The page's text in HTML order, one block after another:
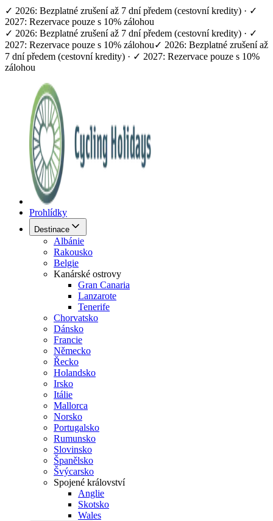
✓ 2026: Bezplatné zrušení až 7 dní předem (cestovní kredity) · ✓
2027: Rezervace pouze s 10% zálohou
✓ 2026: Bezplatné zrušení až 7 dní předem (cestovní kredity) · ✓
2027: Rezervace pouze s 10% zálohou✓ 2026: Bezplatné zrušení až
7 dní předem (cestovní kredity) · ✓ 2027: Rezervace pouze s 10%
zálohou
Prohlídky
Destinace
Albánie
Rakousko
Belgie
Kanárské ostrovy
Gran Canaria
Lanzarote
Tenerife
Chorvatsko
Dánsko
Francie
Německo
Řecko
Holandsko
Irsko
Itálie
Mallorca
Norsko
Portugalsko
Rumunsko
Slovinsko
Španělsko
Švýcarsko
Spojené království
Anglie
Skotsko
Wales